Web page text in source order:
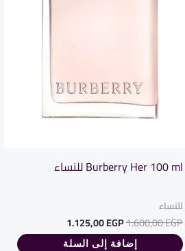
Burberry Her 100 ml للنساء
للنساء
1.600,00EGP
1.125,00EGP
إضافة إلى السلة